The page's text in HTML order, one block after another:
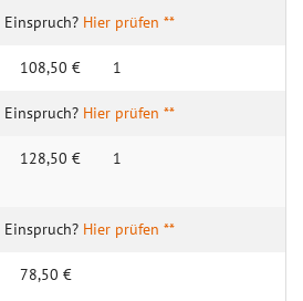
Hier prüfen **
108,50 € 1
Hier prüfen **
128,50 € 1
Hier prüfen **
78,50 €